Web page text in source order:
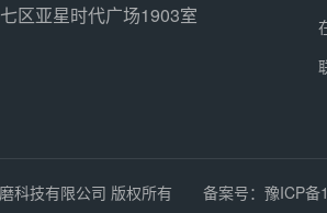
区亚星时代广场1903室
科技有限公司 版权所有 备案号： 豫ICP备